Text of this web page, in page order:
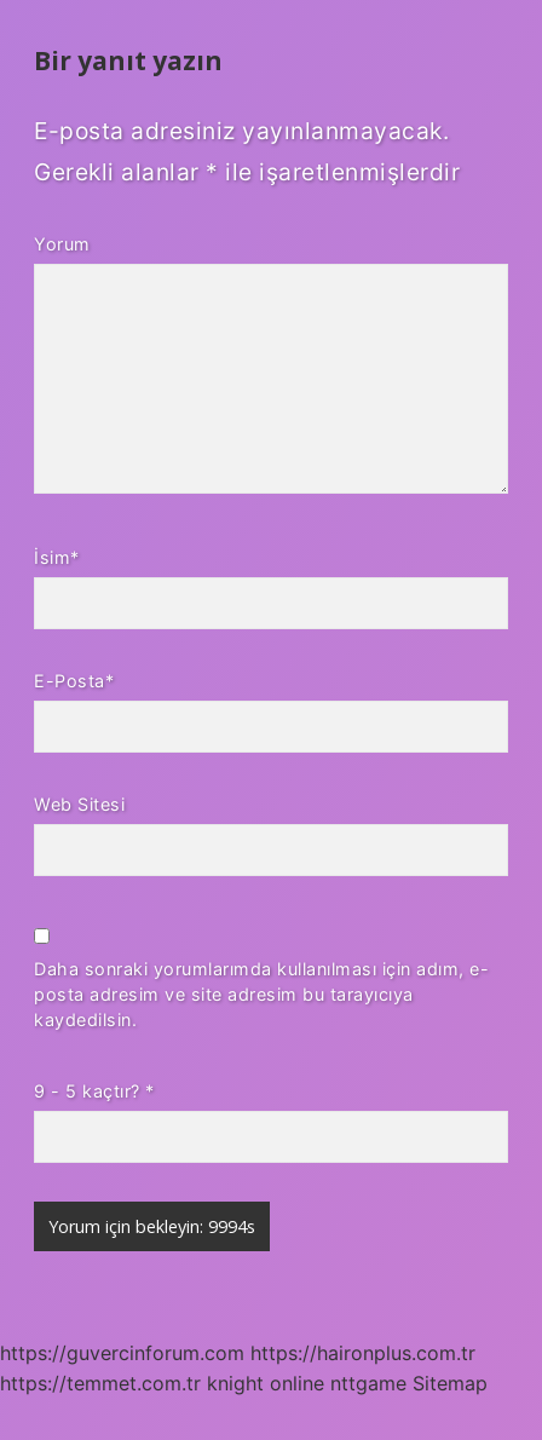
Bir yanıt yazın
E-posta adresiniz yayınlanmayacak.
Gerekli alanlar * ile işaretlenmişlerdir
Yorum
İsim*
E-Posta*
Web Sitesi
Daha sonraki yorumlarımda kullanılması için adım, e-
posta adresim ve site adresim bu tarayıcıya
kaydedilsin.
9 - 5 kaçtır? *
https://guvercinforum.com https://haironplus.com.tr
https://temmet.com.tr knight online nttgame Sitemap